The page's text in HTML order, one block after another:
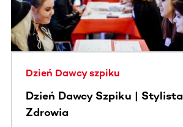
Dzień Dawcy szpiku
Dzień Dawcy Szpiku | Stylista
Zdrowia